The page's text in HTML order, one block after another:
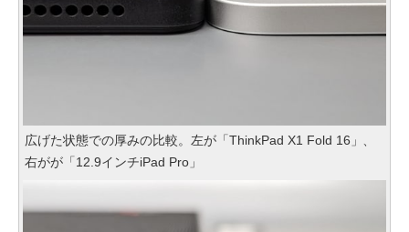
広げた状態での厚みの比較。左が「ThinkPad X1 Fold 16」、
右がが「12.9インチiPad Pro」